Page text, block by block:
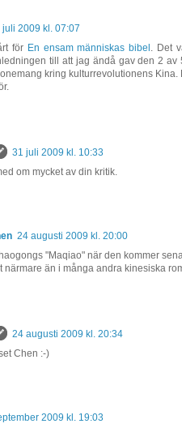
juli 2009 kl. 07:07
för En ensam människas bibel. Det
till att jag ändå gav den 2 av
kring kulturrevolutionens Kina.
31 juli 2009 kl. 10:33
om mycket av din kritik.
24 augusti 2009 kl. 20:00
"Maqiao" när den kommer
närmare än i många andra kinesiska
24 augusti 2009 kl. 20:34
Chen :-)
2009 kl. 19:03